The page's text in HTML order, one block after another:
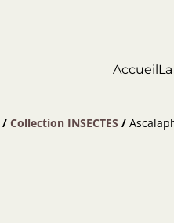
Accueil
/ Collection INSECTES /